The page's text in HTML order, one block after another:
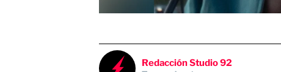
Redacción Studio 92